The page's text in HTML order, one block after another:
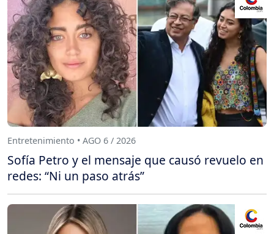
Entretenimiento • AGO 6 / 2026
Sofía Petro y el mensaje que causó revuelo en
redes: “Ni un paso atrás”